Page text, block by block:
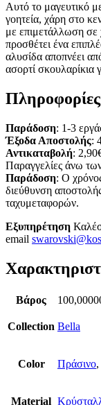
Αυτό το μαγευτικό
γοητεία, χάρη στο
με επιμετάλλωση σε
προσθέτει ένα
αλυσίδα αποπνέει
ασορτί σκουλαρίκια
Παράδοση: 1-3
Έξοδα Αποστολής:
Αντικαταβολή:
Παραγγελίες άνω
Παράδοση: Ο
διεύθυνση
ταχυμεταφορών.
Εξυπηρέτηση
email
Βάρος
Collection Bella
Color Πράσινο,
Material